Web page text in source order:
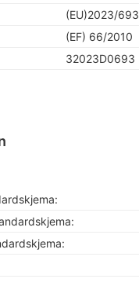
(EU)2023/693
(EF) 66/2010
32023D0693